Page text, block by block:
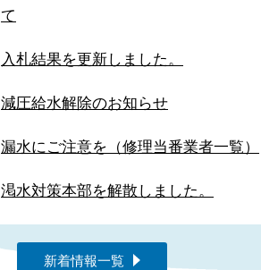
て
入札結果を更新しました。
減圧給水解除のお知らせ
漏水にご注意を（修理当番業者一覧）
渇水対策本部を解散しました。
新着情報一覧